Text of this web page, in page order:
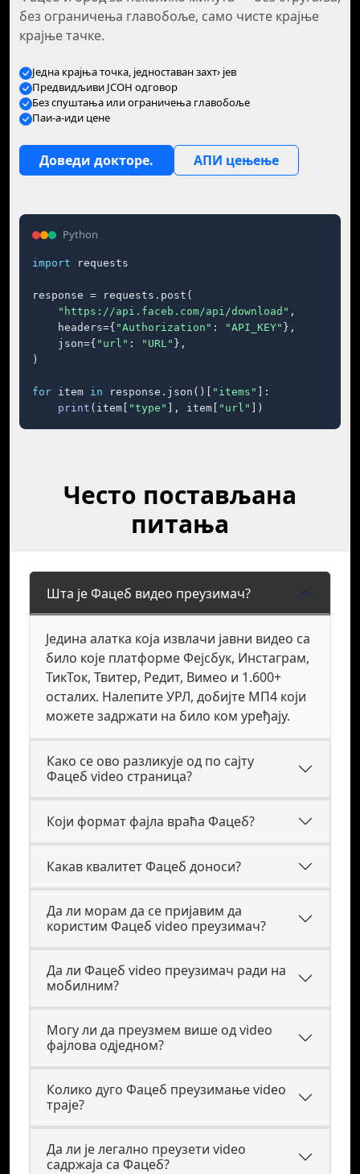
без ограничења главобоље, само чисте крајње
крајње тачке.
Једна крајња точка, једноставан захт› јев
Предвидљиви ЈСОН одговор
Без спуштања или ограничења главобоље
Паи-а-иди цене
Доведи докторе. АПИ цењење
Python
import requests
response = requests.post(
"https://api.faceb.com/api/download" ,
    headers={
"Authorization" : "API_KEY" },
    json={
"url" : "URL" },
)
for item in response.json()[ "items"
]:
print (item[ "type" ], item[ "url" ])
Често постављана
питања
Шта је Фацеб видео преузимач?
Једина алатка која извлачи јавни видео са
било које платформе Фејсбук, Инстаграм,
ТикТок, Твитер, Редит, Вимео и 1.600+
осталих. Налепите УРЛ, добијте МП4 који
можете задржати на било ком уређају.
Како се ово разликује од по сајту
Фацеб video страница?
Који формат фајла враћа Фацеб?
Какав квалитет Фацеб доноси?
Да ли морам да се пријавим да
користим Фацеб video преузимач?
Да ли Фацеб video преузимач ради на
мобилним?
Могу ли да преузмем више од video
фајлова одједном?
Колико дуго Фацеб преузимање video
траје?
Да ли је легално преузети video
садржаја са Фацеб?